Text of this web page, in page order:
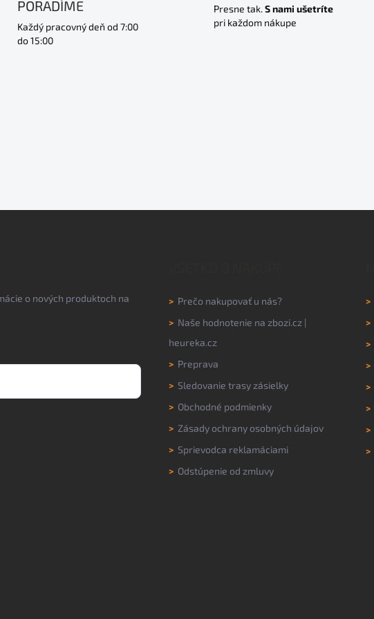
PORADÍME
Každý pracovný deň od 7:00
do 15:00
Presne tak.S nami ušetríte
pri každom nákupe
o nových produktoch na
> Prečo nakupovať u nás?
> Naše hodnotenie na zbozi.cz
heureka.cz
> Preprava
> Sledovanie trasy zásielky
> Obchodné podmienky
> Zásady ochrany osobných údajov
> Sprievodca reklamáciami
> Odstúpenie od zmluvy
>
>
>
>
>
>
>
>